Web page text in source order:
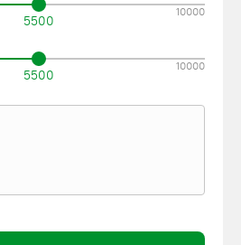
5500
10000
5500
10000